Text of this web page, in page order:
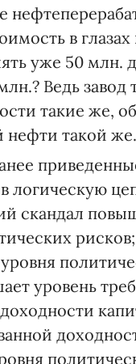
в
уже 50 млн.
Ведь завод
такие же,
нефти такой
логическую
скандал
рисков;
уровень